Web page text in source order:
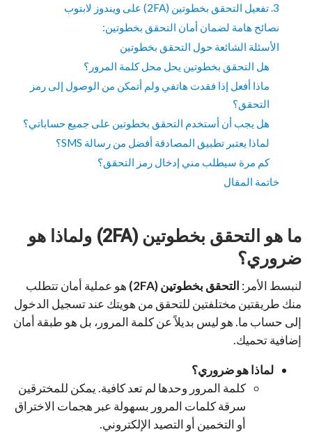
3. تفعيل التحقق بخطوتين (2FA) على ويندوز لابتوب
نصائح هامة لضمان أمان التحقق بخطوتين:
الأسئلة الشائعة حول التحقق بخطوتين
هل التحقق بخطوتين يحل محل كلمة المرور؟
ماذا أفعل إذا فقدت هاتفي ولم أتمكن من الوصول إلى رمز
التحقق؟
هل يجب أن أستخدم التحقق بخطوتين على جميع حساباتي؟
لماذا يعتبر تطبيق المصادقة أفضل من رسالة SMS؟
كم مرة سيطلب مني إدخال رمز التحقق؟
خاتمة المقال
ما هو التحقق بخطوتين (2FA) ولماذا هو
ضروري؟
لنبسط الأمر: التحقق بخطوتين (2FA)
هو عملية أمان تتطلب
منك طريقتين مختلفتين للتحقق من هويتك عند تسجيل الدخول
إلى حساب ما. هو ليس بديلاً عن كلمة المرور، بل هو طبقة أمان
إضافية تحميك.
لماذا هو ضروري؟
كلمة المرور وحدها لم تعد كافية. يمكن للمخترقين
سرقة كلمات المرور بسهولة عبر هجمات الاختراق
أو التخمين أو التصيد الإلكتروني.